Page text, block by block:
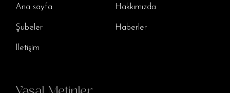
Ana sayfa Hakkımızda
Şubeler Haberler
İletişim